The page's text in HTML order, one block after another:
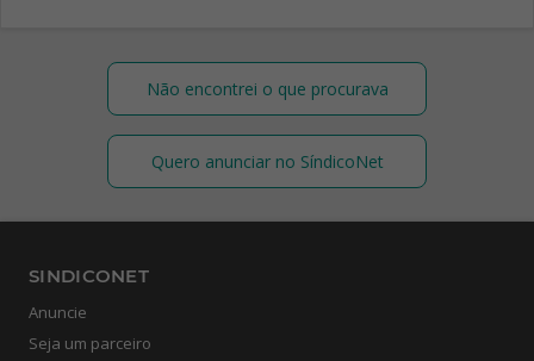
Não encontrei o que procurava
Quero anunciar no SíndicoNet
SINDICONET
Anuncie
Seja um parceiro